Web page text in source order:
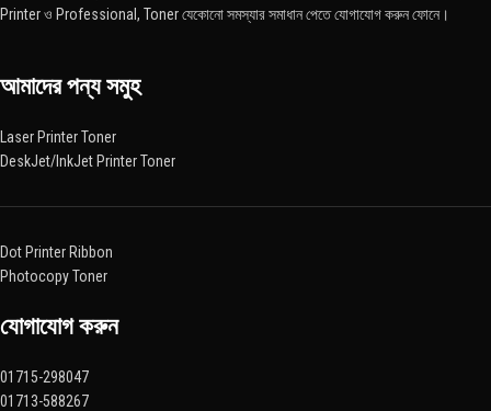
Printer ও Professional, Toner যেকোনো সমস্যার সমাধান পেতে যোগাযোগ করুন ফোনে।
আমাদের পন্য সমুহ
Laser Printer Toner
DeskJet/InkJet Printer Toner
Dot Printer Ribbon
Photocopy Toner
যোগাযোগ করুন​
01715-298047
01713-588267